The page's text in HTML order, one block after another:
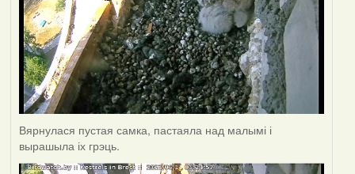
Вярнулася пустая самка, пастаяла над малымі і
вырашыла іх грэць.